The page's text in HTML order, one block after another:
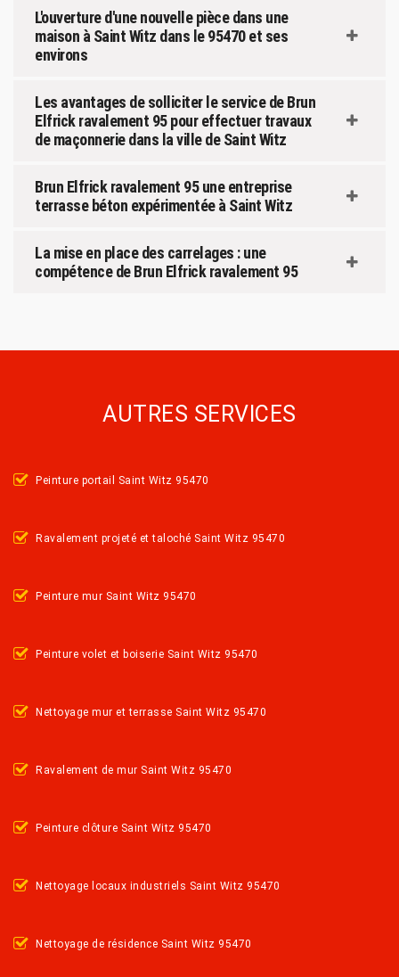
L'ouverture d'une nouvelle pièce dans une
maison à Saint Witz dans le 95470 et ses
environs
Les avantages de solliciter le service de Brun
Elfrick ravalement 95 pour effectuer travaux
de maçonnerie dans la ville de Saint Witz
Brun Elfrick ravalement 95 une entreprise
terrasse béton expérimentée à Saint Witz
La mise en place des carrelages : une
compétence de Brun Elfrick ravalement 95
AUTRES SERVICES
Peinture portail Saint Witz 95470
Ravalement projeté et taloché Saint Witz 95470
Peinture mur Saint Witz 95470
Peinture volet et boiserie Saint Witz 95470
Nettoyage mur et terrasse Saint Witz 95470
Ravalement de mur Saint Witz 95470
Peinture clôture Saint Witz 95470
Nettoyage locaux industriels Saint Witz 95470
Nettoyage de résidence Saint Witz 95470